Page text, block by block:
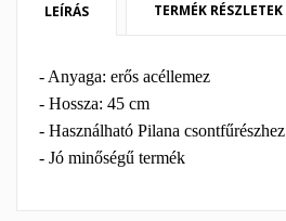
LEÍRÁS TERMÉK RÉSZLETEK
- Anyaga: erős acéllemez
- Hossza: 45 cm
- Használható Pilana csontfűrészhez
- Jó minőségű termék